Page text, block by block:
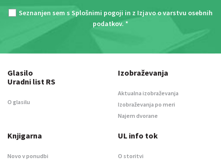
Seznanjen sem s Splošnimi pogoji in z Izjavo o varstvu osebnih
podatkov. *
Glasilo
Uradni list RS
O glasilu
Izobraževanja
Aktualna izobraževanja
Izobraževanja po meri
Najem dvorane
Knjigarna
Novo v ponudbi
UL info tok
O storitvi